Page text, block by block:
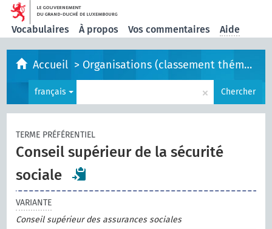
Vocabulaires À propos Vos commentaires Aide
Accueil > Organisations (classement thématique)
français × Chercher
TERME PRÉFÉRENTIEL
Conseil supérieur de la sécurité
sociale
VARIANTE
Conseil supérieur des assurances sociales